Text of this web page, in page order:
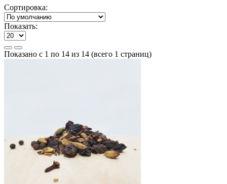
Сортировка:
Показать:
Показано с 1 по 14 из 14 (всего 1 страниц)